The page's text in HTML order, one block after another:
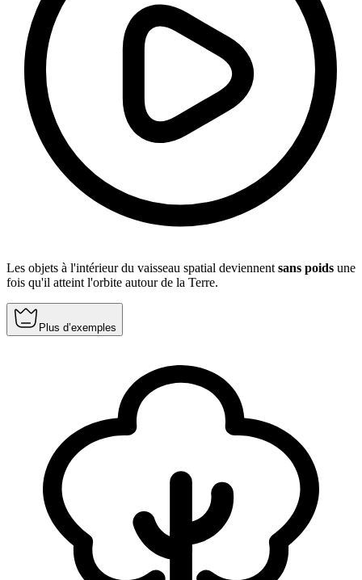
Les objets à l'intérieur du vaisseau spatial deviennent sans poids une
fois qu'il atteint l'orbite autour de la Terre.
Plus d’exemples